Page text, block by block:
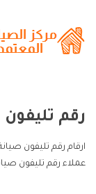
رقم
ارقام رقم تليفون
عملاء رقم تليفون